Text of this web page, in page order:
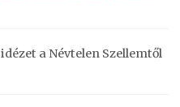
a Névtelen Szellemtől